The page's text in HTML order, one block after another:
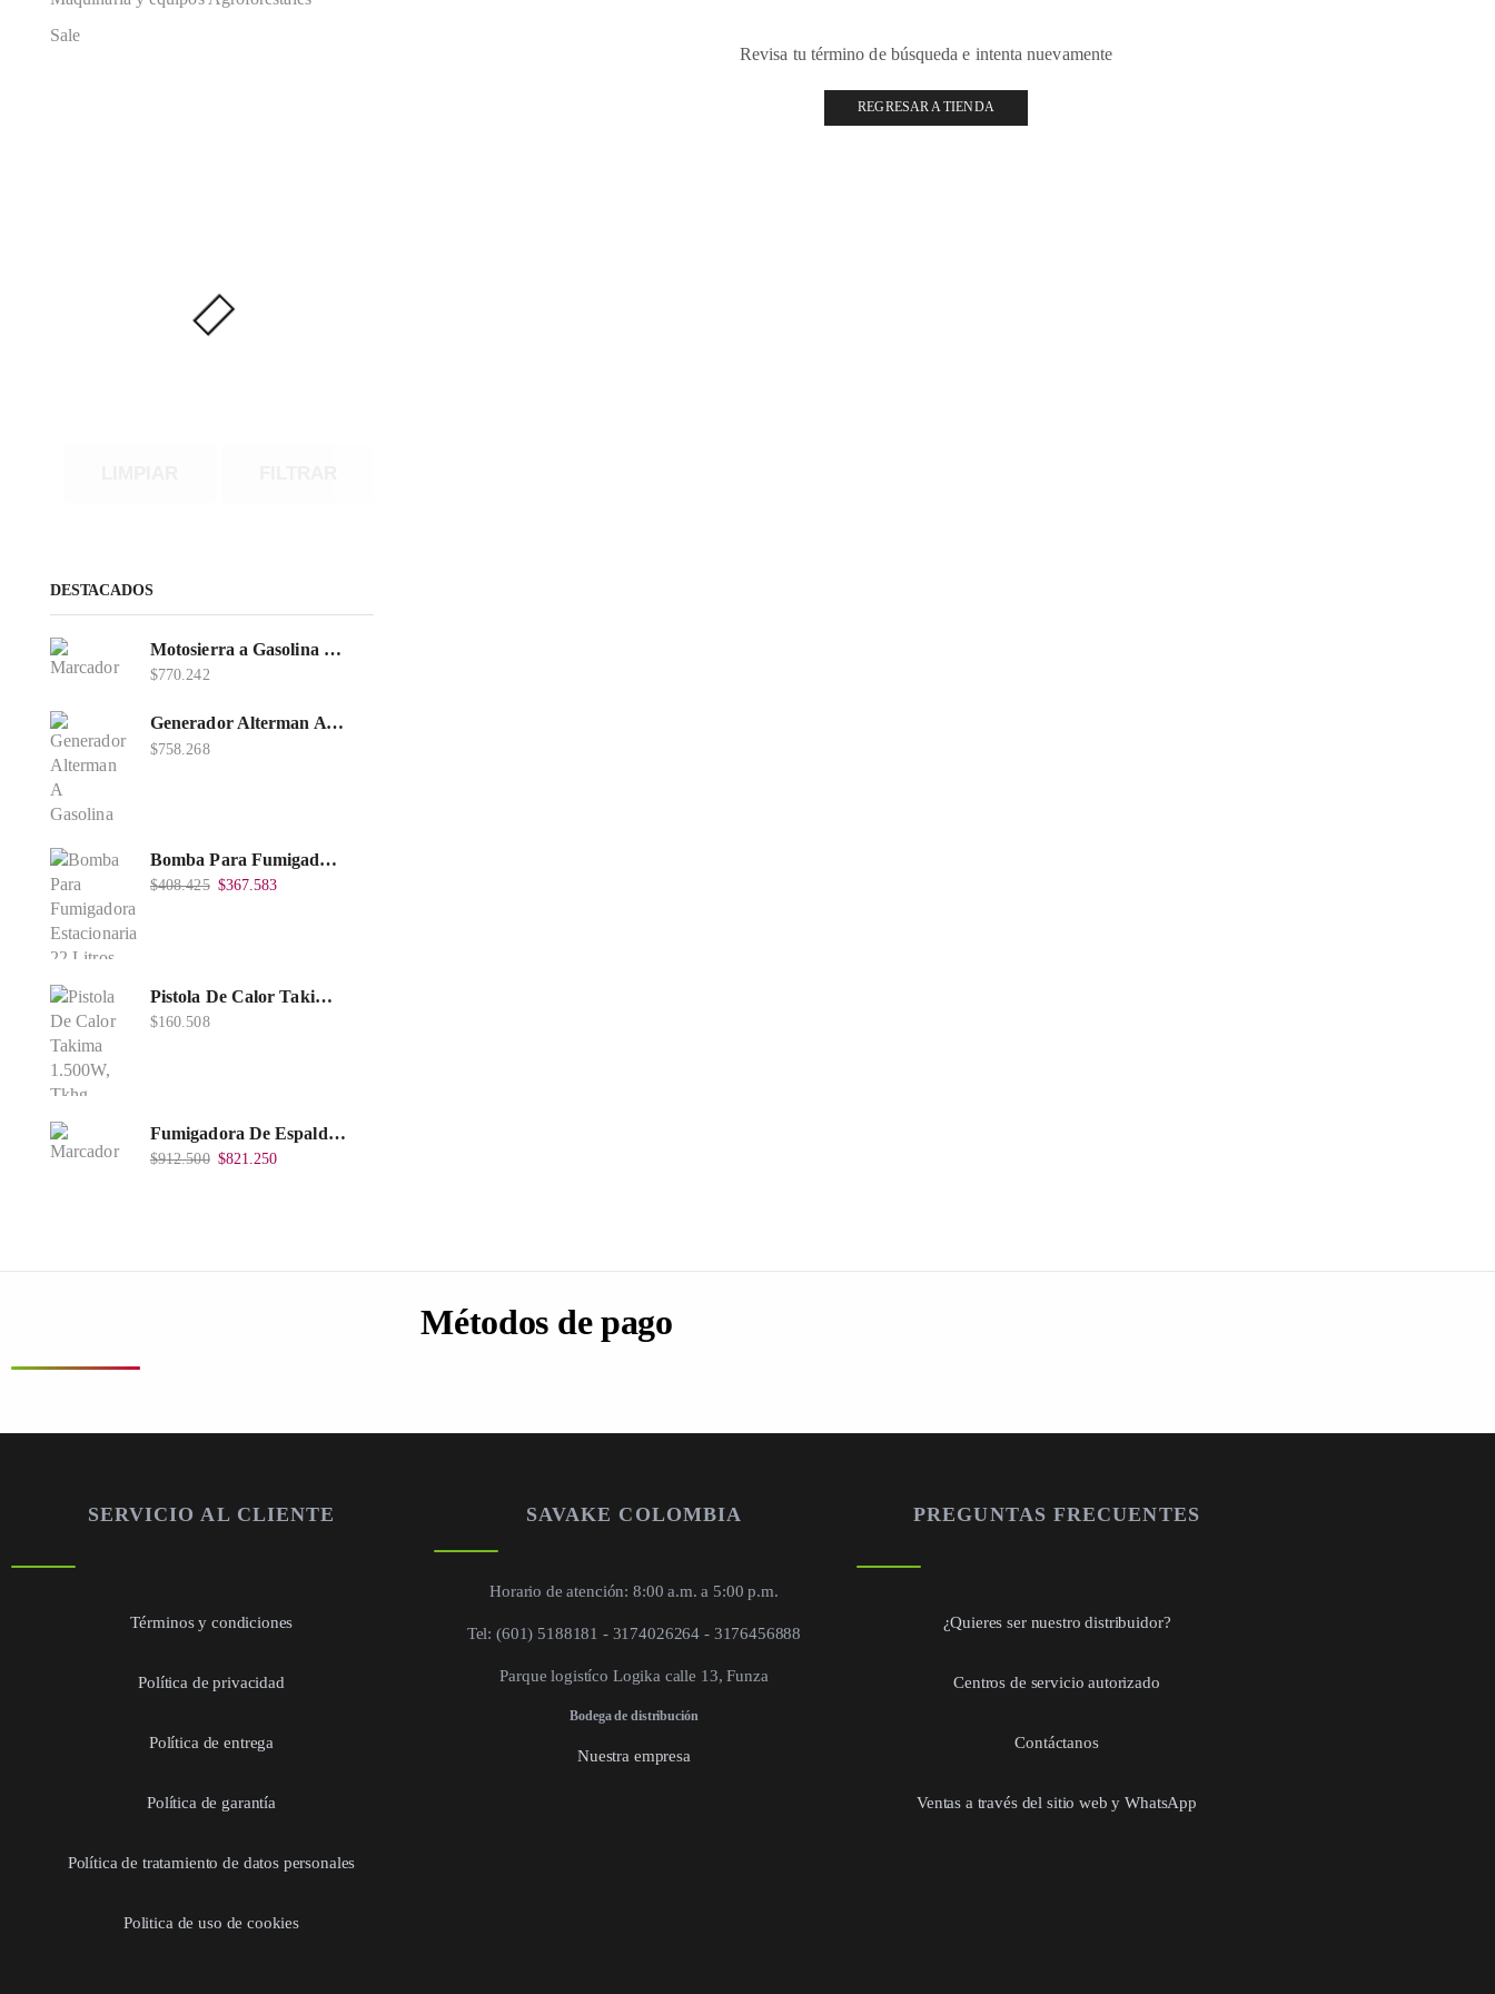
Revisa tu término de búsqueda e intenta nuevamente
REGRESAR A TIENDA
Sale
DESTACADOS
Motosierra a Gasolina 52 Barra 20'' PD
$770.242
Generador Alterman A Gasolina 2T, 950W, Encendido Manual, 120 V, Con Chasis, EGG950-I.
$758.268
Bomba Para Fumigadora Estacionaria 22 Litros, Xp22-I.
$408.425 $367.583
Pistola De Calor Takima 1.500W, Tkhg-1500.
$160.508
Fumigadora De Espalda Alterman Gasolina 2T, 26 Cc, Bomba Nylon Libre Mantenimiento, Tf900-A.
$912.500 $821.250
Métodos de pago
SERVICIO AL CLIENTE
Términos y condiciones
Política de privacidad
Política de entrega
Política de garantía
Política de tratamiento de datos personales
Politica de uso de cookies
SAVAKE COLOMBIA
Horario de atención: 8:00 a.m. a 5:00 p.m.
Tel: (601) 5188181 - 3174026264 - 3176456888
Parque logistíco Logika calle 13, Funza
Bodega de distribución
Nuestra empresa
PREGUNTAS FRECUENTES
¿Quieres ser nuestro distribuidor?
Centros de servicio autorizado
Contáctanos
Ventas a través del sitio web y WhatsApp